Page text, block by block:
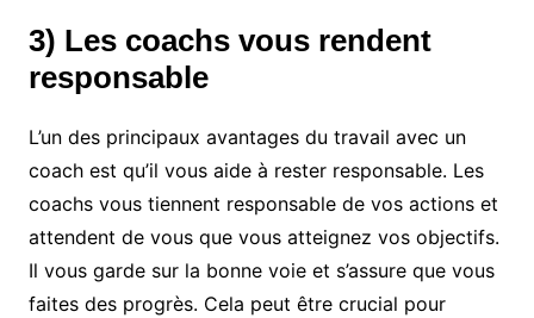
3) Les coachs vous rendent
responsable
L’un des principaux avantages du travail avec un
coach est qu’il vous aide à rester responsable. Les
coachs vous tiennent responsable de vos actions et
attendent de vous que vous atteignez vos objectifs.
Il vous garde sur la bonne voie et s’assure que vous
faites des progrès. Cela peut être crucial pour